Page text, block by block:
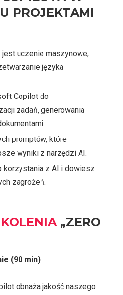
PROJEKTAMI
uczenie maszynowe,
języka
Copilot do
zadań, generowania
promptów, które
wyniki z narzędzi AI.
korzystania z AI i dowiesz
zagrożeń.
„ZERO
(90 min)
obnaża jakość naszego